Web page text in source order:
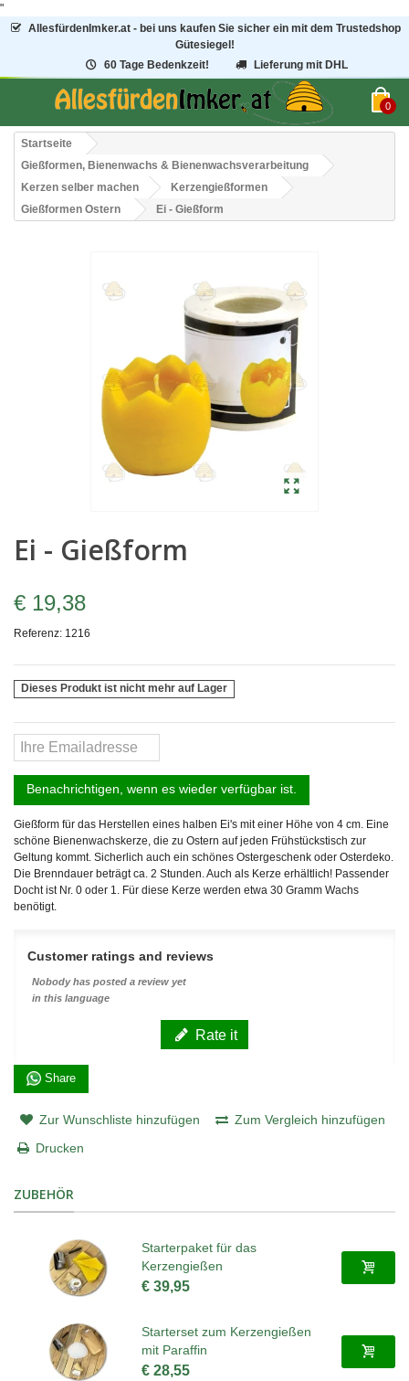
"
AllesfürdenImker.at - bei uns kaufen Sie sicher ein mit dem Trustedshop
Gütesiegel!
60 Tage Bedenkzeit!
Lieferung mit DHL
0
Startseite
Gießformen, Bienenwachs & Bienenwachsverarbeitung
Kerzen selber machen
Kerzengießformen
Gießformen Ostern
Ei - Gießform
Ei - Gießform
€ 19,38
Referenz: 1216
Dieses Produkt ist nicht mehr auf Lager
Benachrichtigen, wenn es wieder verfügbar ist.
Gießform für das Herstellen eines halben Ei's mit einer Höhe von 4 cm. Eine
schöne Bienenwachskerze, die zu Ostern auf jeden Frühstückstisch zur
Geltung kommt. Sicherlich auch ein schönes Ostergeschenk oder Osterdeko.
Die Brenndauer beträgt ca. 2 Stunden. Auch als Kerze erhältlich! Passender
Docht ist Nr. 0 oder 1. Für diese Kerze werden etwa 30 Gramm Wachs
benötigt.
Customer ratings and reviews
Nobody has posted a review yet
in this language
Rate it
Share
Zur Wunschliste hinzufügen
Zum Vergleich hinzufügen
Drucken
ZUBEHÖR
Starterpaket für das
Kerzengießen
€ 39,95
Starterset zum Kerzengießen
mit Paraffin
€ 28,55